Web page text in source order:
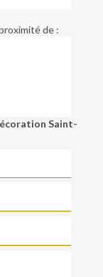
de :
Saint-